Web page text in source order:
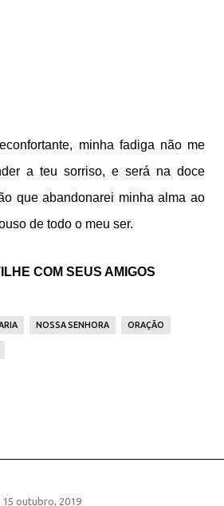
minha fadiga não me
a teu sorriso, e será na doce
que abandonarei minha alma ao
de todo o meu ser.
COM SEUS AMIGOS
NOSSA SENHORA ORAÇÃO
15 outubro, 2019